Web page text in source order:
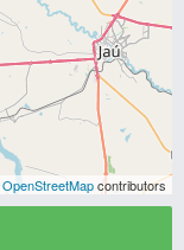
OpenStreetMapcontributors